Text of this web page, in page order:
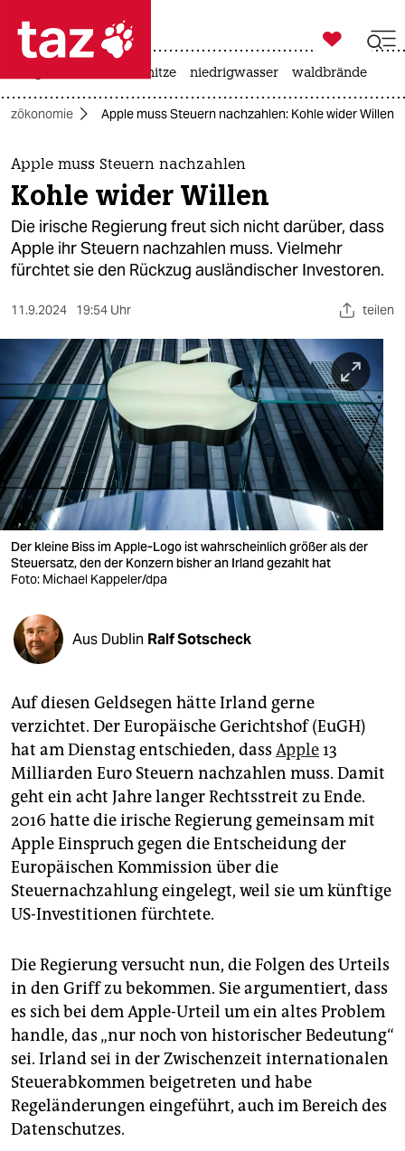
 taz zahl ich
taz zahl ich
themen
politik
öko
sport
berlin
nord
wahrheit
verlag
verlag
shop
fragen & hilfe
unterstützen
abo
genossenschaft
epaper login

taz zahl ich
hitze niedrigwasser waldbrände
Apple muss Steuern nachzahlen: Kohle wider Willen
Apple muss Steuern nachzahlen
Kohle wider Willen
Die irische Regierung freut sich nicht darüber, dass
Apple ihr Steuern nachzahlen muss. Vielmehr
fürchtet sie den Rückzug ausländischer Investoren.
11.9.2024 19:54 Uhr teilen
Der kleine Biss im Apple-Logo ist wahrscheinlich größer als der
Steuersatz, den der Konzern bisher an Irland gezahlt hat
Foto: Michael Kappeler/dpa
Aus Dublin Ralf Sotscheck
Auf diesen Geldsegen hätte Irland gerne
verzichtet. Der Europäische Gerichtshof (EuGH)
hat am Dienstag entschieden, dass Apple13
Milliarden Euro Steuern nachzahlen muss. Damit
geht ein acht Jahre langer Rechtsstreit zu Ende.
2016 hatte die irische Regierung gemeinsam mit
Apple Einspruch gegen die Entscheidung der
Europäischen Kommission über die
Steuernachzahlung eingelegt, weil sie um künftige
US-Investitionen fürchtete.
Die Regierung versucht nun, die Folgen des Urteils
in den Griff zu bekommen. Sie argumentiert, dass
es sich bei dem Apple-Urteil um ein altes Problem
handle, das „nur noch von historischer Bedeutung“
sei. Irland sei in der Zwischenzeit internationalen
Steuerabkommen beigetreten und habe
Regeländerungen eingeführt, auch im Bereich des
Datenschutzes.